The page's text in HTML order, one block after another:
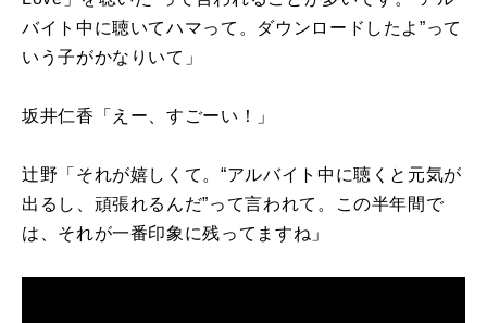
バイト中に聴いてハマって。ダウンロードしたよ”って
いう子がかなりいて」
坂井仁香「えー、すごーい！」
辻野「それが嬉しくて。“アルバイト中に聴くと元気が
出るし、頑張れるんだ”って言われて。この半年間で
は、それが一番印象に残ってますね」